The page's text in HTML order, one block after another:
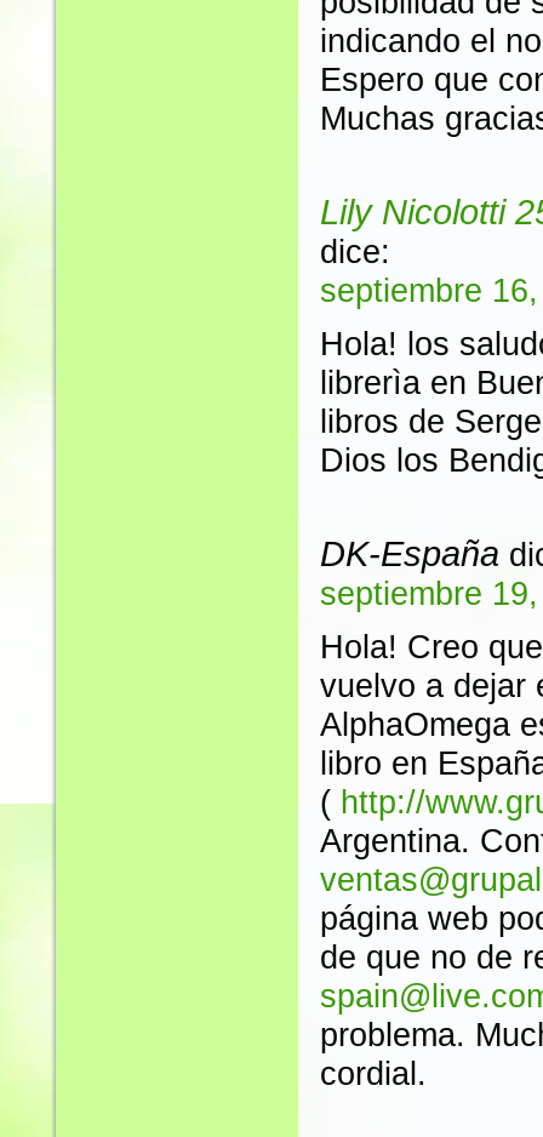
indicando el
Espero que
Muchas
Lily Nicolotti
dice:
septiembre
Hola! los
librerìa en
libros de
Dios los
DK-España
septiembre
Hola! Creo
vuelvo a dejar
AlphaOmega
libro en
( http://
Argentina.
página web
de que no de
problema.
cordial.